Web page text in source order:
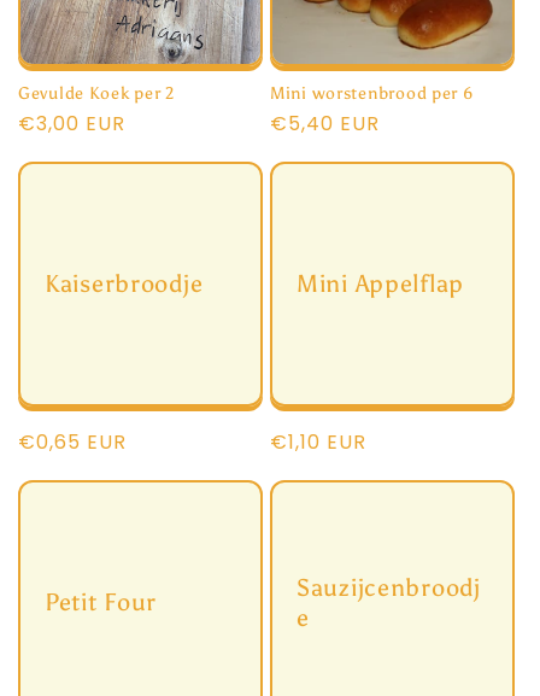
i
e
:
Gevulde Koek per 2
Normale
€3,00 EUR
Mini worstenbrood per 6
Normale
€5,40 EUR
Kaiserbroodje
Normale
€0,65 EUR
Mini Appelflap
Normale
€1,10 EUR
Petit Four
Sauzijcenbroodj
e